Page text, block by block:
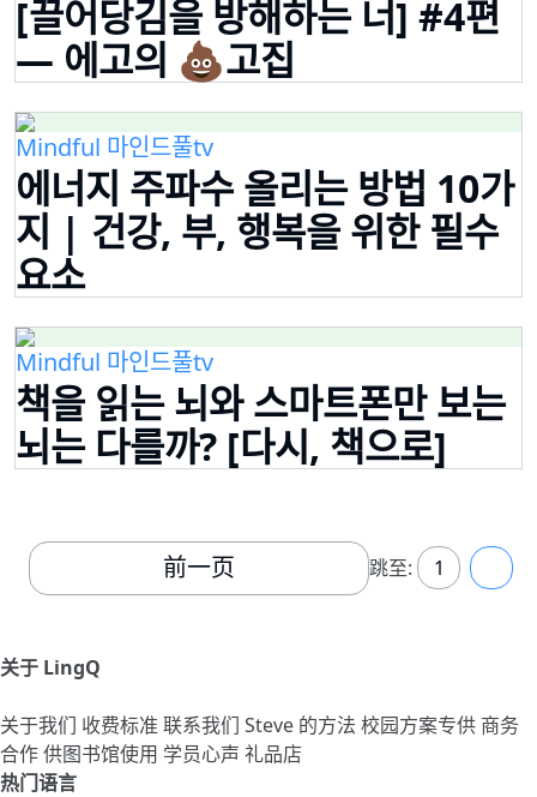
[끌어당김을 방해하는 너] #4편
— 에고의 💩고집
Mindful 마인드풀tv
에너지 주파수 올리는 방법 10가
지 | 건강, 부, 행복을 위한 필수
요소
Mindful 마인드풀tv
책을 읽는 뇌와 스마트폰만 보는
뇌는 다를까? [다시, 책으로]
前一页 跳至: 1
关于 LingQ
关于我们 收费标准 联系我们 Steve 的方法 校园方案专供 商务
合作供图书馆使用 学员心声 礼品店
热门语言